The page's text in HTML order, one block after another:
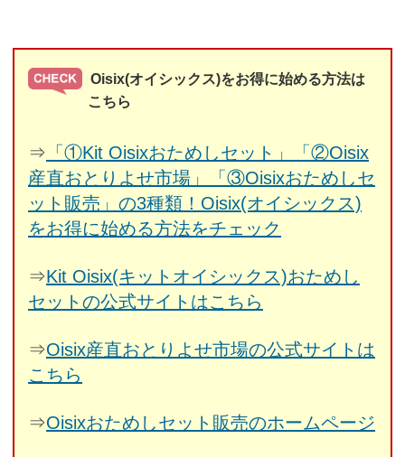
Oisix(オイシックス)をお得に始める方法は
こちら
⇒ 「①Kit Oisixおためしセット」「②Oisix
産直おとりよせ市場」「③Oisixおためしセ
ット販売」の3種類！Oisix(オイシックス)
をお得に始める方法をチェック
⇒Kit Oisix(キットオイシックス)おためし
セットの公式サイトはこちら
⇒Oisix産直おとりよせ市場の公式サイトは
こちら
⇒Oisixおためしセット販売のホームページ